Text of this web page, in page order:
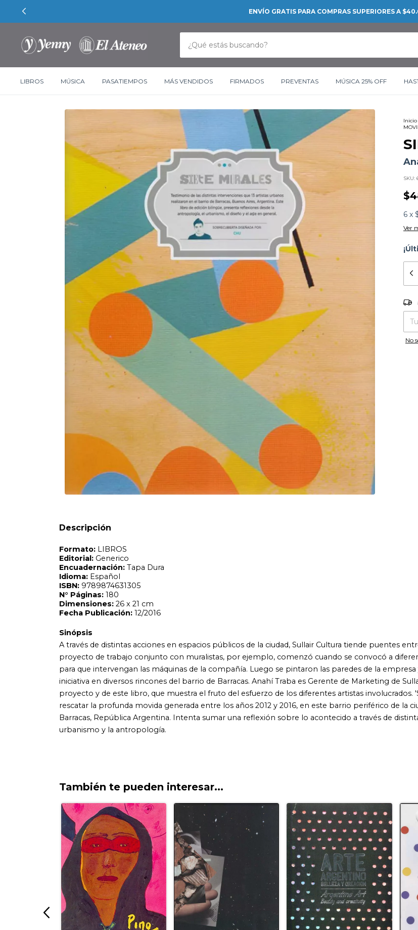
ENVÍO GRATIS PARA COMPRAS SUPERIORES A
LIBROS MÚSICA PASATIEMPOS MÁS VENDIDOS FIRMADOS PREVENTAS MÚSICA 25% OFF
Inicio
SKU:
6 x
Ver
No
Descripción
Encuadernación:Tapa Dura
Español
9789874631305
Páginas:180
Sinópsis
proyecto de trabajo conjunto con muralistas, por ejemplo, comenzó cuando se convocó a diferentes artistas plásticos
para que intervengan las máquinas de la compañía. Luego se pintaron las paredes de la empresa y se continuó con la
iniciativa en diversos rincones del barrio de Barracas. Anahí Traba es Gerente de Marketing de Sullair, y la impulsora de
proyecto y de este libro, que muestra el fruto del esfuerzo de los diferentes artistas involucrados. 'Siete murales' pretende
rescatar la profunda movida generada entre los años 2012 y 2016, en este barrio periférico de la ciudad de Buenos Aires,
Barracas, República Argentina. Intenta sumar una reflexión sobre lo acontecido a través de distintas miradas: el arte, el
urbanismo y la antropología.
También te pueden interesar...